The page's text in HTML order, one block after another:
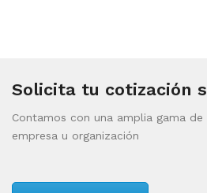
Solicita tu cotización
Contamos con una amplia gama
empresa u organización